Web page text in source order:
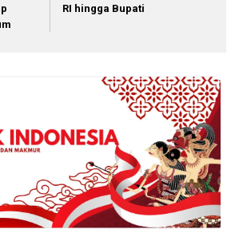
RI hingga Bupati